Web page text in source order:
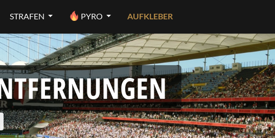
STRAFEN PYRO AUFKLEBER